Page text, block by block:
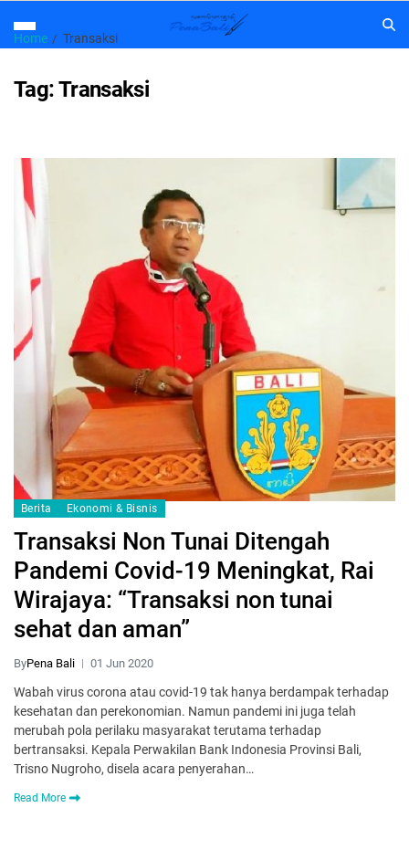
Home Transaksi
Tag:Transaksi
Berita Ekonomi & Bisnis
Transaksi Non Tunai Ditengah
Pandemi Covid-19 Meningkat, Rai
Wirajaya: “Transaksi non tunai
sehat dan aman”
ByPena Bali 01 Jun 2020
Wabah virus corona atau covid-19 tak hanya berdampak terhadap
kesehatan dan perekonomian. Namun pandemi ini juga telah
merubah pola perilaku masyarakat terutama terhadap
bertransaksi. Kepala Perwakilan Bank Indonesia Provinsi Bali,
Trisno Nugroho, disela acara penyerahan…
Read More